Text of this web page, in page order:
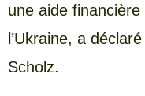
une aide
l’Ukraine, a
Scholz.